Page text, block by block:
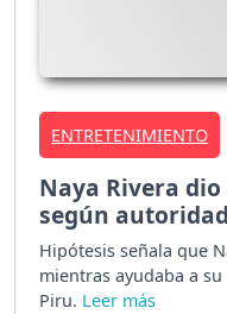
ENTRETENIMIENTO
Naya Rivera
según
Hipótesis señala que
mientras ayudaba a
Piru.